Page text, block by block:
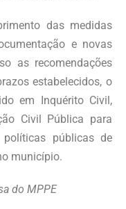
das medidas
e novas
as recomendações
estabelecidos, o
em Inquérito Civil,
Civil Pública para
políticas públicas de
município.
do MPPE